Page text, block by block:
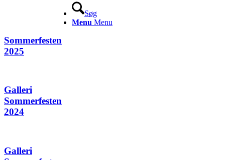
Søg
Menu Menu
Sommerfesten
2025
Galleri
Sommerfesten
2024
Galleri